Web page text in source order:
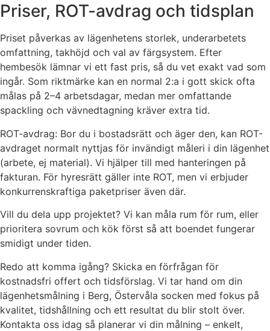
Priser, ROT-avdrag och tidsplan
Priset påverkas av lägenhetens storlek, underarbetets
omfattning, takhöjd och val av färgsystem. Efter
hembesök lämnar vi ett fast pris, så du vet exakt vad som
ingår. Som riktmärke kan en normal 2:a i gott skick ofta
målas på 2–4 arbetsdagar, medan mer omfattande
spackling och vävnedtagning kräver extra tid.
ROT-avdrag: Bor du i bostadsrätt och äger den, kan ROT-
avdraget normalt nyttjas för invändigt måleri i din lägenhet
(arbete, ej material). Vi hjälper till med hanteringen på
fakturan. För hyresrätt gäller inte ROT, men vi erbjuder
konkurrenskraftiga paketpriser även där.
Vill du dela upp projektet? Vi kan måla rum för rum, eller
prioritera sovrum och kök först så att boendet fungerar
smidigt under tiden.
Redo att komma igång? Skicka en förfrågan för
kostnadsfri offert och tidsförslag. Vi tar hand om din
lägenhetsmålning i Berg, Östervåla socken med fokus på
kvalitet, tidshållning och ett resultat du blir stolt över.
Kontakta oss idag så planerar vi din målning – enkelt,